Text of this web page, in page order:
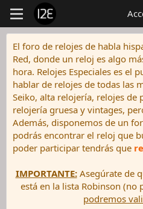
El foro de relojes de habla
Red, donde un reloj es algo
hora. Relojes Especiales es el
hablar de relojes de todas las
Seiko, alta relojería, relojes de
relojería gruesa y vintages,
Además, disponemos de un
podrás encontrar el reloj que
poder participar tendrás que
IMPORTANTE:Asegúrate de
está en la lista Robinson (no
podremos